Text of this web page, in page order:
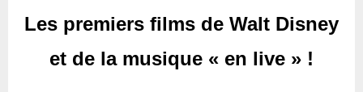
Les premiers films de Walt Disney
et de la musique « en live » !